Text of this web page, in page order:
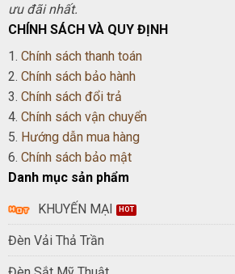
ưu đãi nhất.
CHÍNH SÁCH VÀ QUY ĐỊNH
1. Chính sách thanh toán
2. Chính sách bảo hành
3. Chính sách đổi trả
4. Chính sách vận chuyển
5. Hướng dẫn mua hàng
6. Chính sách bảo mật
Danh mục sản phẩm
KHUYẾN MẠI
Đèn Vải Thả Trần